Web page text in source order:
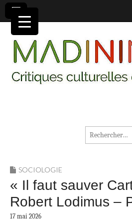
Rechercher :
SOCIOLOGIE
« Il faut sauver
Robert Lodimus –
17 mai 2026